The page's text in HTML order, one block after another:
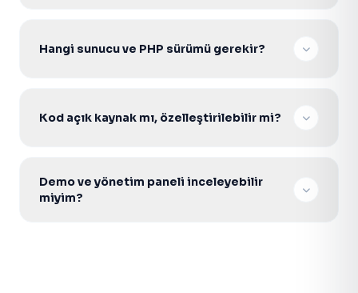
Hangi sunucu ve PHP sürümü gerekir?
Kod açık kaynak mı, özelleştirilebilir mi?
geliştirebilirsiniz.
Demo ve yönetim paneli inceleyebilir
miyim?